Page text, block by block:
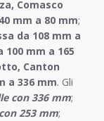
Comasco
mm a 80 mm;
da 108 mm a
mm a 165
Canton
a 336 mm. Gli
con 336 mm;
253 mm;